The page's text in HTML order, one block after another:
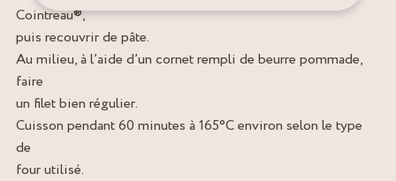
Cointreau®,
puis recouvrir de pâte.
Au milieu, à l’aide d’un cornet rempli de beurre pommade,
faire
un filet bien régulier.
Cuisson pendant 60 minutes à 165°C environ selon le type
de
four utilisé.